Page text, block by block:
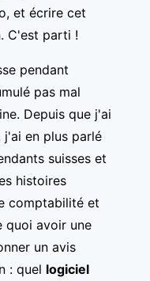
et écrire cet
C'est parti !
pendant
pas mal
Depuis que j'ai
j'ai en plus parlé
suisses et
histoires
comptabilité et
quoi avoir une
un avis
: quel logiciel